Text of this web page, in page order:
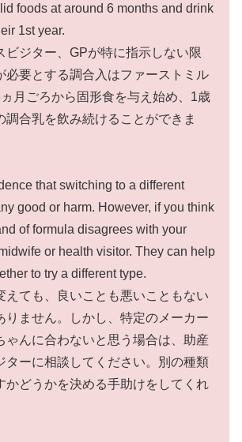
foods at around 6 months and drink
1st year.
ビジター、GPが特に指示しない限
必要とする調合入はファーストミル
月ごろから固形食を与え始め、1歳
調合乳を飲み続けることができま
that switching to a different
good or harm. However, if you think
of formula disagrees with your
or health visitor. They can help
to try a different type.
えても、良いことも悪いこともない
りません。しかし、特定のメーカー
ゃんに合わないと思う場合は、助産
ターに相談してください。別の種類
かどうかを決める手助けをしてくれ